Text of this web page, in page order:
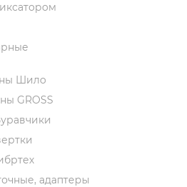
Шило
GROSS
адаптеры